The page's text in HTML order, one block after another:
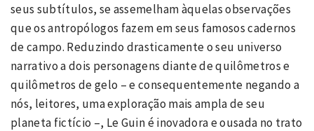
seus subtítulos, se assemelham àquelas observações
que os antropólogos fazem em seus famosos cadernos
de campo. Reduzindo drasticamente o seu universo
narrativo a dois personagens diante de quilômetros e
quilômetros de gelo – e consequentemente negando a
nós, leitores, uma exploração mais ampla de seu
planeta fictício –, Le Guin é inovadora e ousada no trato